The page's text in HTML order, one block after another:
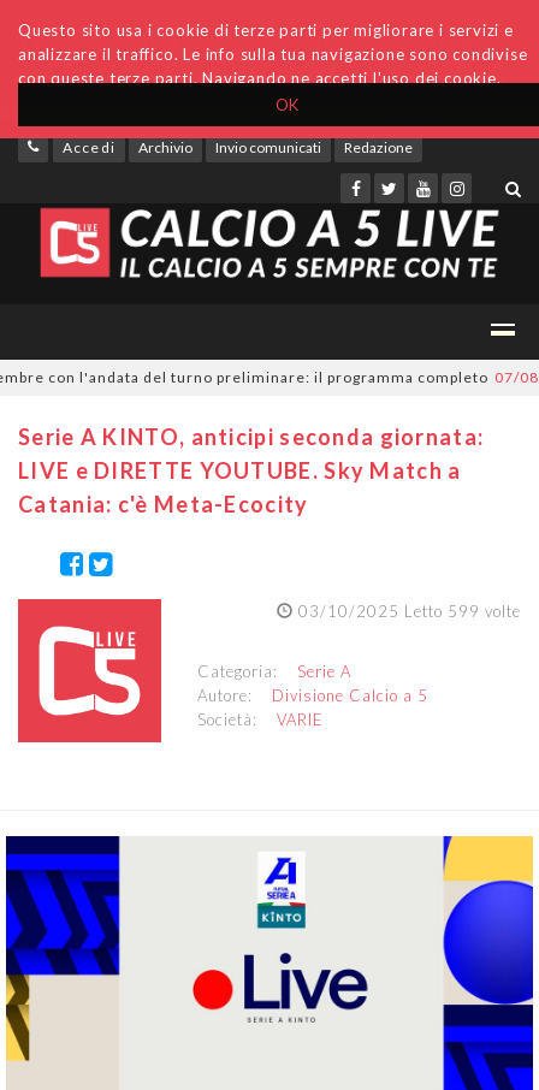
OK
Questo sito usa i cookie di terze parti per migliorare i servizi e
analizzare il traffico. Le info sulla tua navigazione sono condivise
con queste terze parti. Navigando ne accetti l'uso dei cookie.
Accedi Archivio Invio comunicati Redazione
con l'andata del turno preliminare: il programma completo 07/08/
Serie A KINTO, anticipi seconda giornata:
LIVE e DIRETTE YOUTUBE. Sky Match a
Catania: c'è Meta-Ecocity
03/10/2025 Letto 599 volte
Categoria: Serie A
Autore: Divisione Calcio a 5
Società:VARIE